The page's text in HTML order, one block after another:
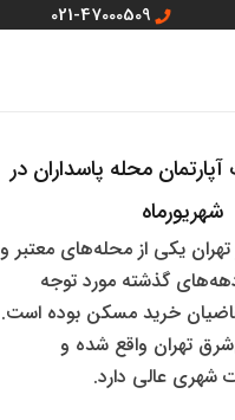
021-47000509
محله پاسداران در
شهریورماه
تهران یکی از محله‌های معتبر و
گذشته مورد توجه
خرید مسکن بوده است.
تهران واقع شده و
شهری عالی دارد.